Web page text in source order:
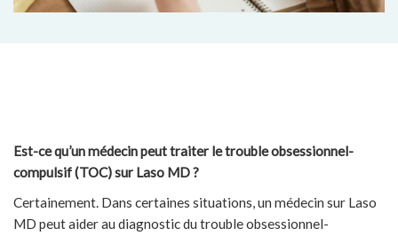
Est-ce qu’un médecin peut traiter le trouble obsessionnel-
compulsif (TOC) sur Laso MD ?
Certainement. Dans certaines situations, un médecin sur Laso
MD peut aider au diagnostic du trouble obsessionnel-